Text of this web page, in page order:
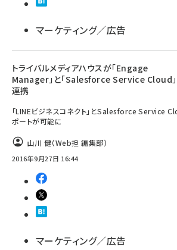
マーケティング／広告
トライバルメディアハウスが「Engage
Manager」と「Salesforce Service Cloud」
連携
「LINEビジネスコネクト」とSalesforce Service
ポートが可能に
山川 健（Web担 編集部）
2016年9月27日 16:44
マーケティング／広告